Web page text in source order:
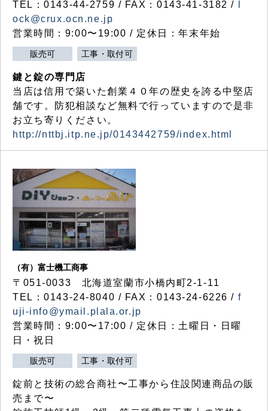
TEL：0143-44-2759 / FAX：0143-41-3182 /
ock@crux.ocn.ne.jp
営業時間：9:00〜19:00 / 定休日：年末年始
販売可 工事・取付可
鍵と錠の専門店
当店は信用で築いた創業４０年の歴史を誇る中堅店
舗です。防犯相談など無料で行っていますので是非
お立ち寄りください。
http://nttbj.itp.ne.jp/0143442759/index.html
（有）富士機工商事
〒051-0033 北海道室蘭市小橋内町2-1-11
TEL：0143-24-8040 / FAX：0143-24-6226 / f
uji-info@ymail.plala.or.jp
営業時間：9:00〜17:00 / 定休日：土曜日・日曜
日・祝日
販売可 工事・取付可
錠前と技術の総合商社〜工事から住設関連商品の販
売まで〜